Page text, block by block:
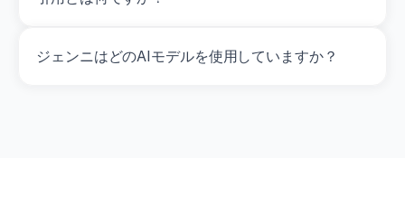
ジェンニはどのAIモデルを使用していますか？